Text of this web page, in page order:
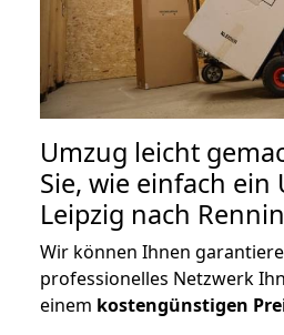
Umzug leicht
Sie, wie einfach ein
Leipzig nach
Wir können Ihnen
professionelles Netzwerk
einem kostengünstigen